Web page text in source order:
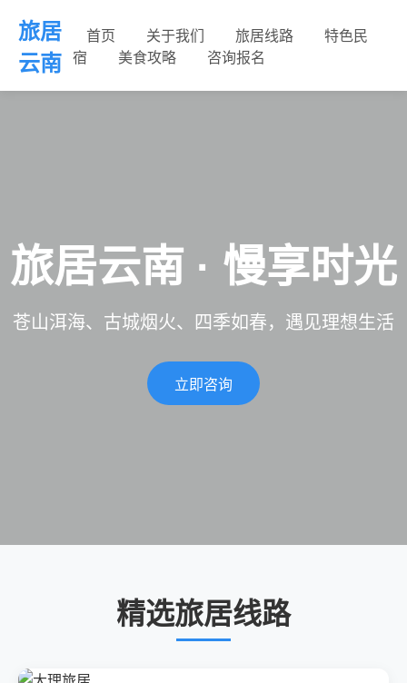
旅居
云南
首页 关于我们 旅居线路
特色民
宿
美食攻略 咨询报名
旅居云南 · 慢享时光
苍山洱海、古城烟火、四季如春，遇见理想生活
立即咨询
精选旅居线路